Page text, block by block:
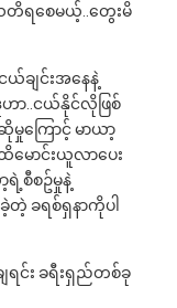
သတိရစေမယ့်..တွေးမိ
ချင်းအနေနဲ့
ာ..ငယ်နိုင်လိုဖြစ်
မှုကြောင့် မာယာ့
ာင်းယူလာပေး
ရဲ့စီစဥ်မှုနဲ့
ခရစ်ရှနာကိုပါ
င်း ခရီးရှည်တစ်ခု